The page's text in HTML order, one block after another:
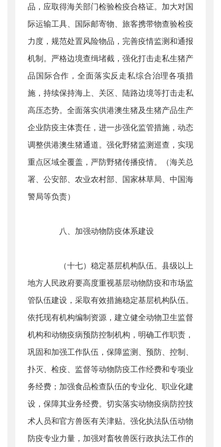
品，应取得海关部门检验检疫合格证。加大对国
际运输工具、国际邮寄物、旅客携带物查验检疫
力度，规范处置风险物品，完善疫情监测和通报
机制。严格边境查缉堵截，强化打击走私生猪产
品国际合作，全面落实反走私综合治理各项措
施，持续保持海上、关区、陆路边境等打击走私
高压态势。全面落实供港澳生猪及生猪产品生产
企业防疫主体责任，进一步强化监管措施，动态
调整供港澳生猪通道。强化野猪监测巡查，实现
重点区域全覆盖，严防野猪传播疫情。（海关总
署、公安部、农业农村部、国家林草局、中国海
警局等负责）
八、加强动物防疫体系建设
（十七）稳定基层机构队伍。县级以上
地方人民政府要高度重视基层动物防疫和市场监
管队伍建设，采取有效措施稳定基层机构队伍。
依托现有机构编制资源，建立健全动物卫生监督
机构和动物疫病预防控制机构，明确工作职责，
巩固和加强工作队伍，保障监测、预防、控制、
扑灭、检疫、监督等动物防疫工作经费和专项业
务经费；加强食品检查队伍的专业化、职业化建
设，保障其业务经费。切实落实动物疫病防控技
术人员和官方兽医有关津贴。强化执法队伍动物
防疫专业力量，加强对畜牧兽医行政执法工作的